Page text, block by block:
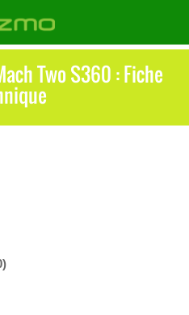
Two S360 : Fiche